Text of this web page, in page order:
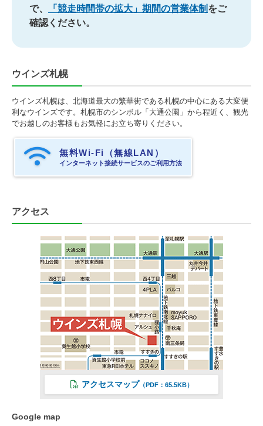
で、
「競走時間帯の拡大」期間の営業体制 をご
確認ください。
ウインズ札幌
ウインズ札幌は、北海道最大の繁華街である札幌の中心にある大変便
利なウインズです。札幌市のシンボル「大通公園」から程近く、観光
でお越しのお客様もお気軽にお立ち寄りください。
無料Wi-Fi（無線LAN）
インターネット接続サービスのご利用方法
アクセス
アクセスマップ （PDF：65.5KB）
Google map